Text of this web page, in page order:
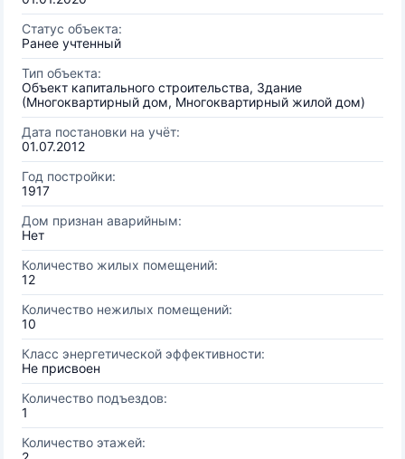
Статус объекта:
Ранее учтенный
Тип объекта:
Объект капитального строительства, Здание
(Многоквартирный дом, Многоквартирный жилой дом)
Дата постановки на учёт:
01.07.2012
Год постройки:
1917
Дом признан аварийным:
Нет
Количество жилых помещений:
12
Количество нежилых помещений:
10
Класс энергетической эффективности:
Не присвоен
Количество подъездов:
1
Количество этажей: